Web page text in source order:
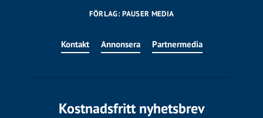
FÖRLAG: PAUSER MEDIA
Kontakt Annonsera Partnermedia
Kostnadsfritt nyhetsbrev